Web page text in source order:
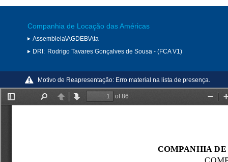
Companhia de Locação das Américas
Assembleia\AGDEB\Ata
DRI: Rodrigo Tavares Gonçalves de Sousa - (FCA V1)
Motivo de Reapresentação: Erro material na lista de presença.